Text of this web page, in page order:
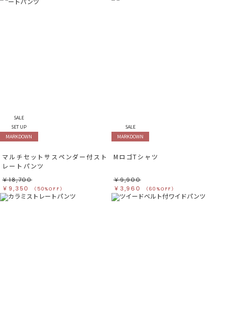
SALE
SET UP
MARKDOWN
マルチセットサスペンダー付スト
レートパンツ
￥18,700
￥9,350
（50%OFF）
SALE
MARKDOWN
MロゴTシャツ
￥9,900
￥3,960
（60%OFF）